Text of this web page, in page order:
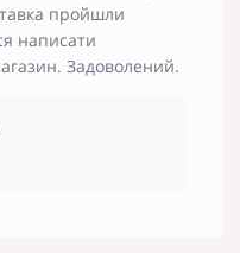
пройшли
написати
Задоволений.